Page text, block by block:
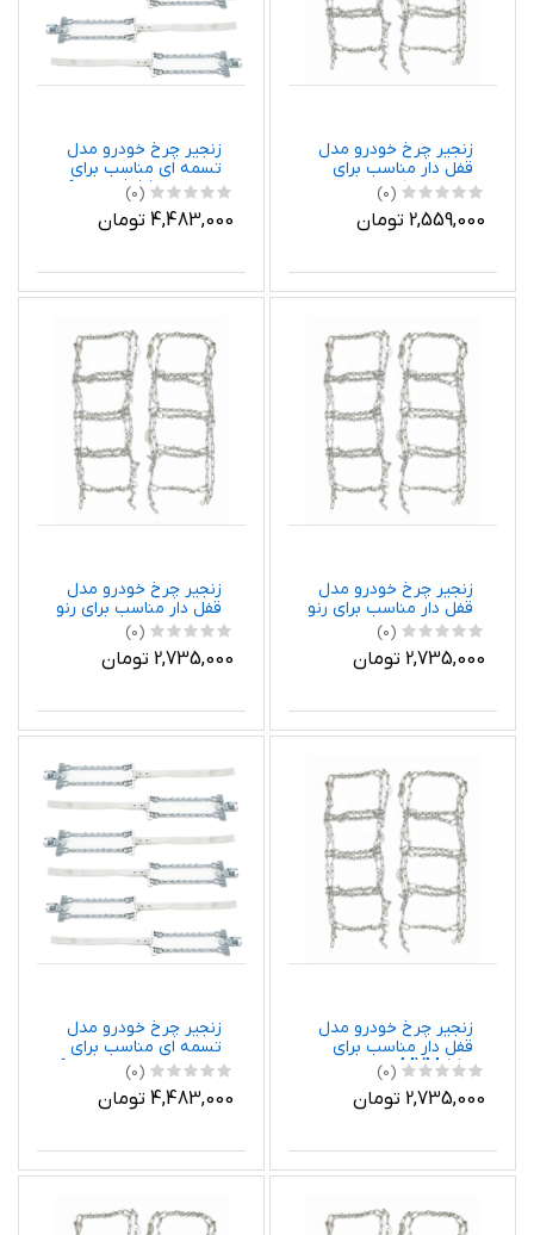
زنجیر چرخ خودرو مدل
قفل دار مناسب برای
هیوندای اکسل بسته دو
عددی
(0)
2,559,000 تومان
زنجیر چرخ خودرو مدل
تسمه ای مناسب برای
هیوندای ix55 بسته 6
عددی
(0)
4,483,000 تومان
زنجیر چرخ خودرو مدل
قفل دار مناسب برای رنو
ساندرو بسته دو عددی
(0)
2,735,000 تومان
زنجیر چرخ خودرو مدل
قفل دار مناسب برای رنو
تندر پیکاپ بسته دو
عددی
(0)
2,735,000 تومان
زنجیر چرخ خودرو مدل
قفل دار مناسب برای
MVM 550 بسته دو
عددی
(0)
2,735,000 تومان
زنجیر چرخ خودرو مدل
تسمه ای مناسب برای
هیوندای ولستر بسته 6
عددی
(0)
4,483,000 تومان